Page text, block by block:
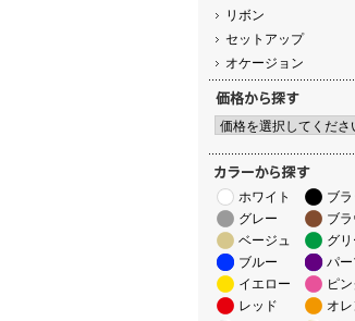
リボン
セットアップ
オケージョン
ホワイト
ブラ
グレー
ブ
ベージュ
グ
ブルー
パ
イエロー
ピン
レッド
オ